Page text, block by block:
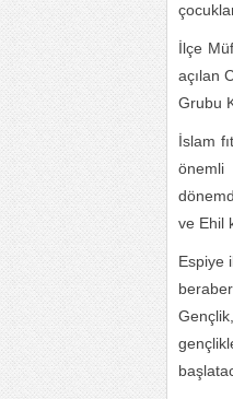
İlçe
açılan
Grubu
İslam
önemli
ve Ehil
Espiye